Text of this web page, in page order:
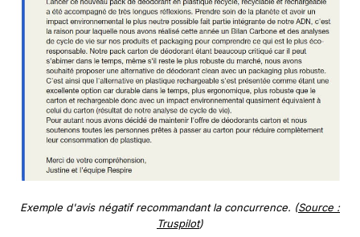
Exemple d'avis négatif recommandant la concurrence. (Source :
Truspilot)